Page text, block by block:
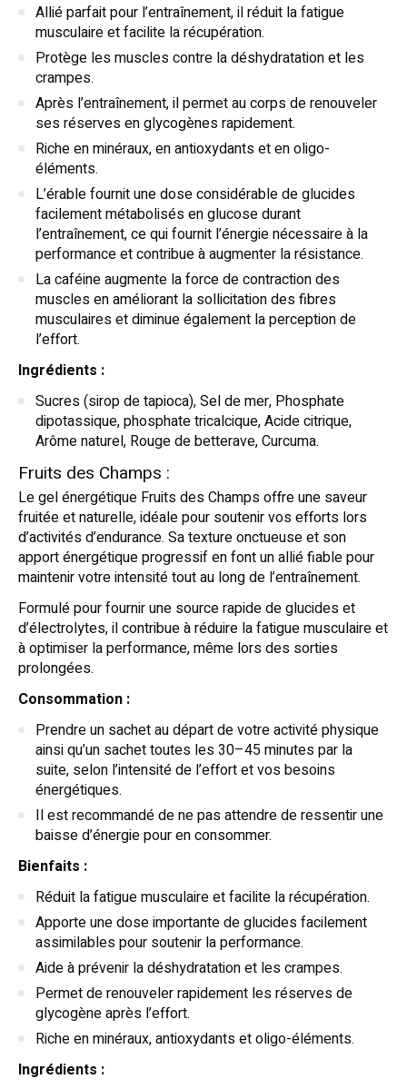
Allié parfait pour l’entraînement, il réduit la fatigue
musculaire et facilite la récupération.
Protège les muscles contre la déshydratation et les
crampes.
Après l’entraînement, il permet au corps de renouveler
ses réserves en glycogènes rapidement.
Riche en minéraux, en antioxydants et en oligo-
éléments.
L’érable fournit une dose considérable de glucides
facilement métabolisés en glucose durant
l’entraînement, ce qui fournit l’énergie nécessaire à la
performance et contribue à augmenter la résistance.
La caféine augmente la force de contraction des
muscles en améliorant la sollicitation des fibres
musculaires et diminue également la perception de
l’effort.
Ingrédients :
Sucres (sirop de tapioca), Sel de mer, Phosphate
dipotassique, phosphate tricalcique, Acide citrique,
Arôme naturel, Rouge de betterave, Curcuma.
Fruits des Champs :
Le gel énergétique Fruits des Champs offre une saveur
fruitée et naturelle, idéale pour soutenir vos efforts lors
d’activités d’endurance. Sa texture onctueuse et son
apport énergétique progressif en font un allié fiable pour
maintenir votre intensité tout au long de l’entraînement.
Formulé pour fournir une source rapide de glucides et
d’électrolytes, il contribue à réduire la fatigue musculaire et
à optimiser la performance, même lors des sorties
prolongées.
Consommation :
Prendre un sachet au départ de votre activité physique
ainsi qu’un sachet toutes les 30–45 minutes par la
suite, selon l’intensité de l’effort et vos besoins
énergétiques.
Il est recommandé de ne pas attendre de ressentir une
baisse d’énergie pour en consommer.
Bienfaits :
Réduit la fatigue musculaire et facilite la récupération.
Apporte une dose importante de glucides facilement
assimilables pour soutenir la performance.
Aide à prévenir la déshydratation et les crampes.
Permet de renouveler rapidement les réserves de
glycogène après l’effort.
Riche en minéraux, antioxydants et oligo-éléments.
Ingrédients :